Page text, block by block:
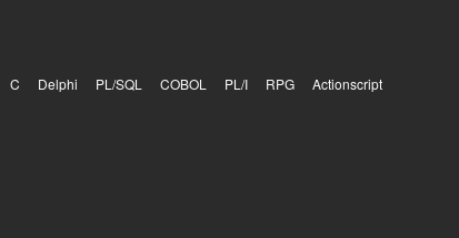
C Delphi PL/SQL COBOL PL/I RPG
Actionscript